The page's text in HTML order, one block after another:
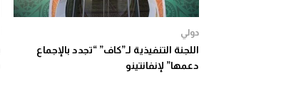
دولي
اللجنة التنفيذية لـ”كاف” “تجدد بالإجماع
دعمها” لإنفانتينو